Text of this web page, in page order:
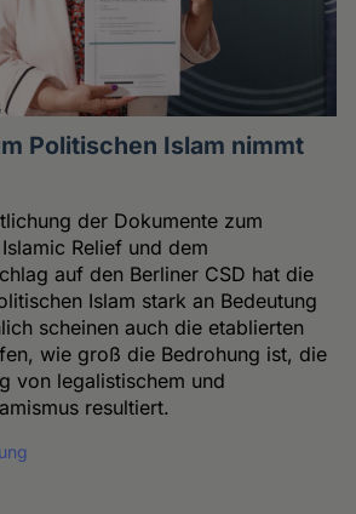
Politischen Islam nimmt
der Dokumente zum
Relief und dem
auf den Berliner CSD hat die
Islam stark an Bedeutung
scheinen auch die etablierten
wie groß die Bedrohung ist, die
von legalistischem und
resultiert.